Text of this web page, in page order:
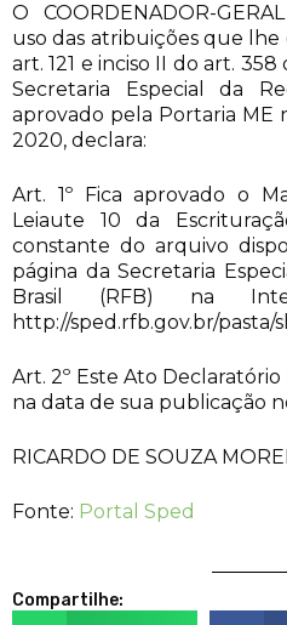
O COORDENADOR-
uso das atribuições que lhe
art. 121 e inciso II do art.
Secretaria Especial da
aprovado pela Portaria ME
2020, declara:
Art. 1º Fica aprovado o
Leiaute 10 da
constante do arquivo
página da Secretaria
Brasil (RFB) na
http://sped.rfb.gov.br/pasta/
Art. 2º Este Ato
na data de sua publicação
RICARDO DE SOUZA
Fonte: Portal Sped
Compartilhe: